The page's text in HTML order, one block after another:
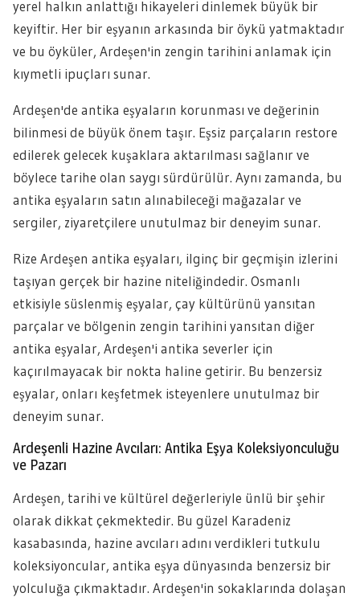
yerel halkın anlattığı hikayeleri dinlemek büyük bir
keyiftir. Her bir eşyanın arkasında bir öykü yatmaktadır
ve bu öyküler, Ardeşen'in zengin tarihini anlamak için
kıymetli ipuçları sunar.
Ardeşen'de antika eşyaların korunması ve değerinin
bilinmesi de büyük önem taşır. Eşsiz parçaların restore
edilerek gelecek kuşaklara aktarılması sağlanır ve
böylece tarihe olan saygı sürdürülür. Aynı zamanda, bu
antika eşyaların satın alınabileceği mağazalar ve
sergiler, ziyaretçilere unutulmaz bir deneyim sunar.
Rize Ardeşen antika eşyaları, ilginç bir geçmişin izlerini
taşıyan gerçek bir hazine niteliğindedir. Osmanlı
etkisiyle süslenmiş eşyalar, çay kültürünü yansıtan
parçalar ve bölgenin zengin tarihini yansıtan diğer
antika eşyalar, Ardeşen'i antika severler için
kaçırılmayacak bir nokta haline getirir. Bu benzersiz
eşyalar, onları keşfetmek isteyenlere unutulmaz bir
deneyim sunar.
Ardeşenli Hazine Avcıları: Antika Eşya Koleksiyonculuğu
ve Pazarı
Ardeşen, tarihi ve kültürel değerleriyle ünlü bir şehir
olarak dikkat çekmektedir. Bu güzel Karadeniz
kasabasında, hazine avcıları adını verdikleri tutkulu
koleksiyoncular, antika eşya dünyasında benzersiz bir
yolculuğa çıkmaktadır. Ardeşen'in sokaklarında dolaşan